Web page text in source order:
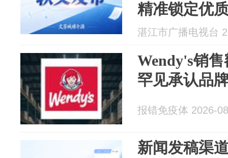
精准锁定优
湛江市广播电视台
Wendy's销
罕见承认品
报错免疫体 2026-
新闻发稿渠